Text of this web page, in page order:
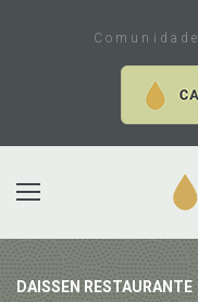
DAISSEN RESTAURANTE